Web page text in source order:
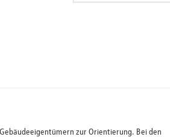
zur Orientierung. Bei den